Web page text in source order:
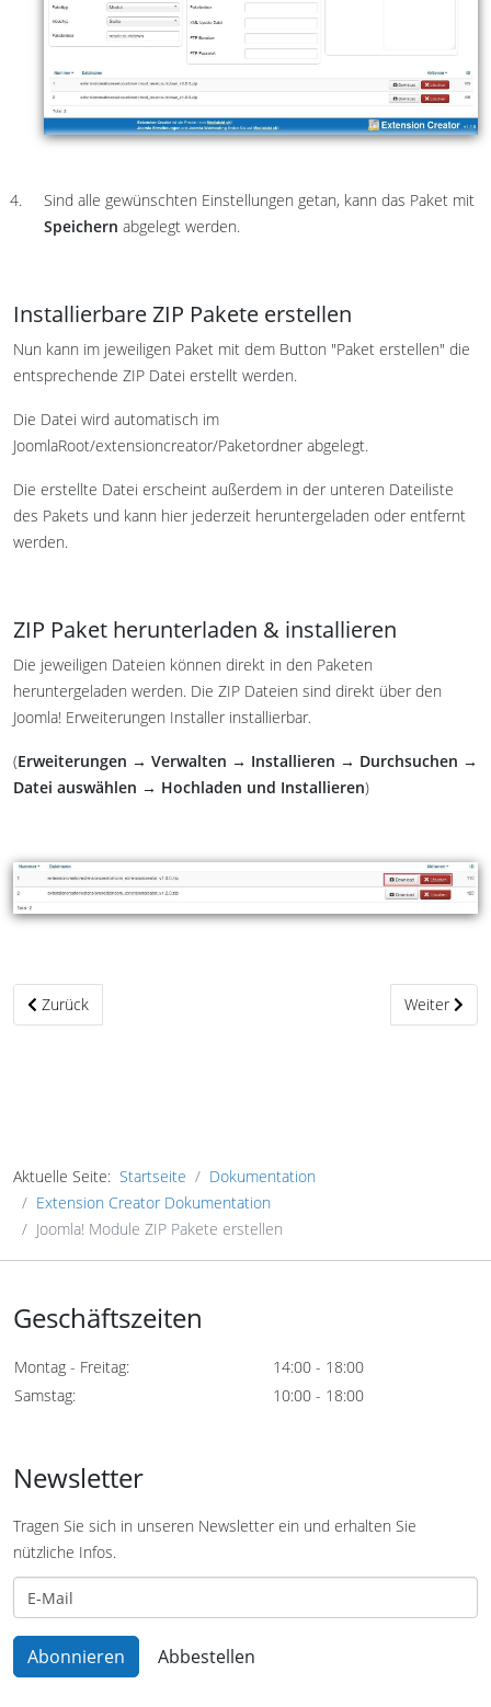
Sind alle gewünschten Einstellungen getan, kann das Paket mit
Speichern abgelegt werden.
Installierbare ZIP Pakete erstellen
Nun kann im jeweiligen Paket mit dem Button "Paket erstellen" die
entsprechende ZIP Datei erstellt werden.
Die Datei wird automatisch im
JoomlaRoot/extensioncreator/Paketordner abgelegt.
Die erstellte Datei erscheint außerdem in der unteren Dateiliste
des Pakets und kann hier jederzeit heruntergeladen oder entfernt
werden.
ZIP Paket herunterladen & installieren
Die jeweiligen Dateien können direkt in den Paketen
heruntergeladen werden. Die ZIP Dateien sind direkt über den
Joomla! Erweiterungen Installer installierbar.
(Erweiterungen → Verwalten → Installieren → Durchsuchen →
Datei auswählen → Hochladen und Installieren)
Vorheriger Beitrag: Joomla! Komponenten ZIP Pakete erstellen
Zurück Nächster
Weiter
Aktuelle Seite: Startseite
Dokumentation
Extension Creator Dokumentation
Joomla! Module ZIP Pakete erstellen
Geschäftszeiten
Montag - Freitag:
14:00 - 18:00
Samstag:
10:00 - 18:00
Newsletter
Tragen Sie sich in unseren Newsletter ein und erhalten Sie
nützliche Infos.